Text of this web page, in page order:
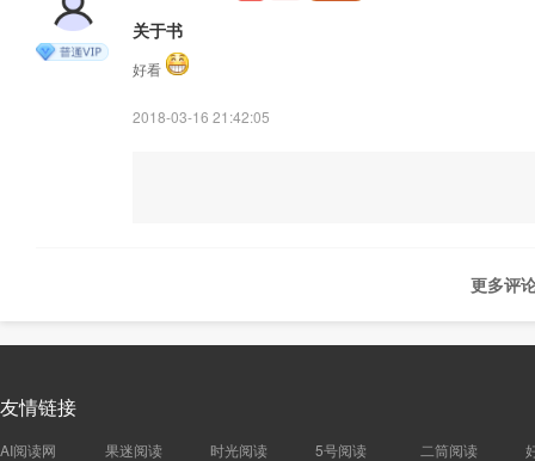
关于书
好看
2018-03-16 21:42:05
更多评
友情链接
AI阅读网 果迷阅读 时光阅读 5号阅读 二筒阅读